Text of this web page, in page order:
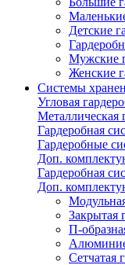
Детские
Мужские
Женские
Системы
Угловая
Металлическая
Гардеробная
Гардеробные
Доп.
Гардеробная
Доп.
Закрытая
П-
Сетчатая